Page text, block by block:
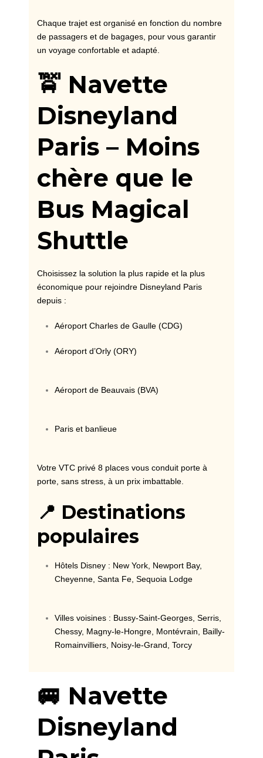
Chaque trajet est organisé en fonction du nombre
de passagers et de bagages, pour vous garantir
un voyage confortable et adapté.
🚖 Navette
Disneyland
Paris – Moins
chère que le
Bus Magical
Shuttle
Choisissez la solution la plus rapide et la plus
économique pour rejoindre Disneyland Paris
depuis :
Aéroport Charles de Gaulle (CDG)
Aéroport d’Orly (ORY)
Aéroport de Beauvais (BVA)
Paris et banlieue
Votre VTC privé 8 places vous conduit porte à
porte, sans stress, à un prix imbattable.
📍 Destinations
populaires
Hôtels Disney : New York, Newport Bay,
Cheyenne, Santa Fe, Sequoia Lodge
Villes voisines : Bussy-Saint-Georges, Serris,
Chessy, Magny-le-Hongre, Montévrain, Bailly-
Romainvilliers, Noisy-le-Grand, Torcy
🚐 Navette
Disneyland